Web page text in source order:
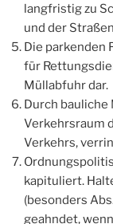
langfristig zu
und der
Die parkenden
für
Müllabfuhr dar.
Durch bauliche
Verkehrsraum
Verkehrs,
kapituliert.
(besonders
geahndet,